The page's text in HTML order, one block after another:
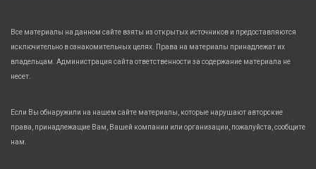
Все материалы на данном сайте взяты из открытых источников и предоставляются
исключительно в ознакомительных целях. Права на материалы принадлежат их
владельцам. Администрация сайта ответственности за содержание материала не
несет.
Если Вы обнаружили на нашем сайте материалы, которые нарушают авторские
права, принадлежащие Вам, Вашей компании или организации, пожалуйста, сообщите
нам.